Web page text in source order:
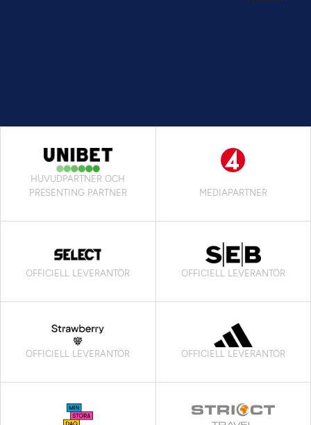
HUVUDPARTNER OCH
PRESENTING PARTNER
MEDIAPARTNER
OFFICIELL LEVERANTÖR OFFICIELL LEVERANTÖR
OFFICIELL LEVERANTÖR OFFICIELL LEVERANTÖR